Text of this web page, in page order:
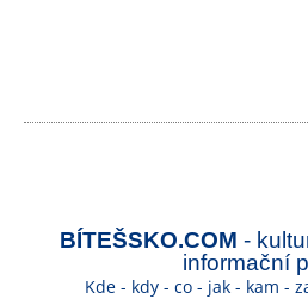
BÍTEŠSKO.COM -
informační
Kde - kdy - co - jak - kam -